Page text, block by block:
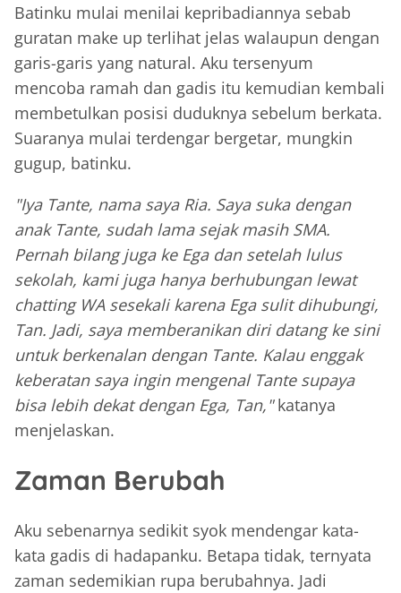
Batinku mulai menilai kepribadiannya sebab
guratan make up terlihat jelas walaupun dengan
garis-garis yang natural. Aku tersenyum
mencoba ramah dan gadis itu kemudian kembali
membetulkan posisi duduknya sebelum berkata.
Suaranya mulai terdengar bergetar, mungkin
gugup, batinku.
"Iya Tante, nama saya Ria. Saya suka dengan
anak Tante, sudah lama sejak masih SMA.
Pernah bilang juga ke Ega dan setelah lulus
sekolah, kami juga hanya berhubungan lewat
chatting WA sesekali karena Ega sulit dihubungi,
Tan. Jadi, saya memberanikan diri datang ke sini
untuk berkenalan dengan Tante. Kalau enggak
keberatan saya ingin mengenal Tante supaya
bisa lebih dekat dengan Ega, Tan,"katanya
menjelaskan.
Zaman Berubah
Aku sebenarnya sedikit syok mendengar kata-
kata gadis di hadapanku. Betapa tidak, ternyata
zaman sedemikian rupa berubahnya. Jadi